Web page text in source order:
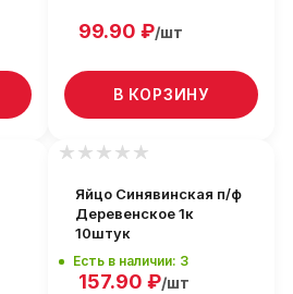
99.90 ₽/шт
В КОРЗИНУ
Яйцо Синявинская п/ф
Деревенское 1к
10штук
Есть в наличии: 3
157.90 ₽/шт